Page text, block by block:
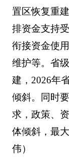
置区恢复重
排资金支持
衔接资金使
维护等。省
建，2026年
倾斜。同时
求，政策、
体倾斜，最
伟）